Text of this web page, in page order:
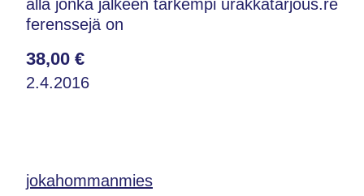
ällä jonka jälkeen tarkempi urakkatarjous.re
ferenssejä on
38,00 €
2.4.2016
jokahommanmies